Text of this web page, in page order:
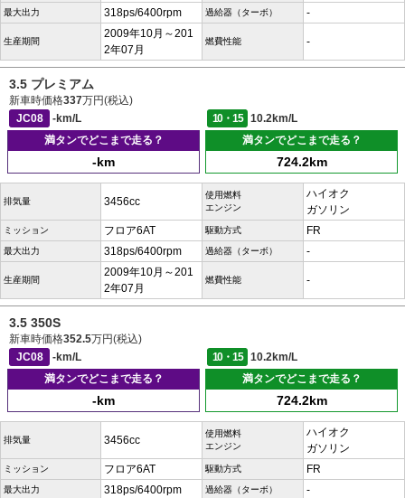
最大出力 318ps/6400rpm 過給器（ターボ） -
生産期間
2009年10月～201
2年07月
燃費性能 -
3.5 プレミアム
新車時価格337万円(税込)
JC08
-km/L 10・15
10.2km/L
満タンでどこまで走る？
-km
満タンでどこまで走る？
724.2km
排気量 3456cc
使用燃料
エンジン
ハイオク
ガソリン
ミッション フロア6AT 駆動方式 FR
最大出力 318ps/6400rpm 過給器（ターボ） -
生産期間
2009年10月～201
2年07月
燃費性能 -
3.5 350S
新車時価格352.5万円(税込)
JC08
-km/L 10・15
10.2km/L
満タンでどこまで走る？
-km
満タンでどこまで走る？
724.2km
排気量 3456cc
使用燃料
エンジン
ハイオク
ガソリン
ミッション フロア6AT 駆動方式 FR
最大出力 318ps/6400rpm 過給器（ターボ） -